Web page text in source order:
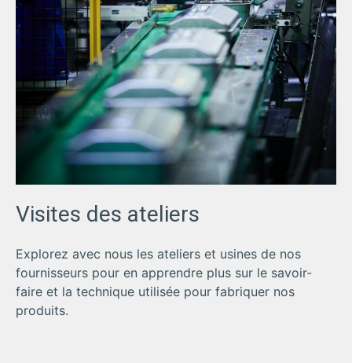
Visites des ateliers
Explorez avec nous les ateliers et usines de nos
fournisseurs pour en apprendre plus sur le savoir-
faire et la technique utilisée pour fabriquer nos
produits.